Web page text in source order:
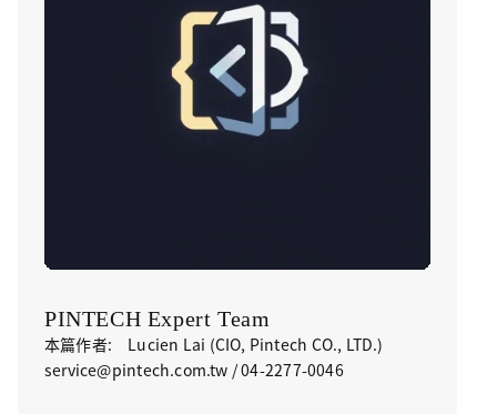
PINTECH Expert Team
本篇作者: Lucien Lai (CIO, Pintech CO., LTD.)
service@pintech.com.tw / 04-2277-0046